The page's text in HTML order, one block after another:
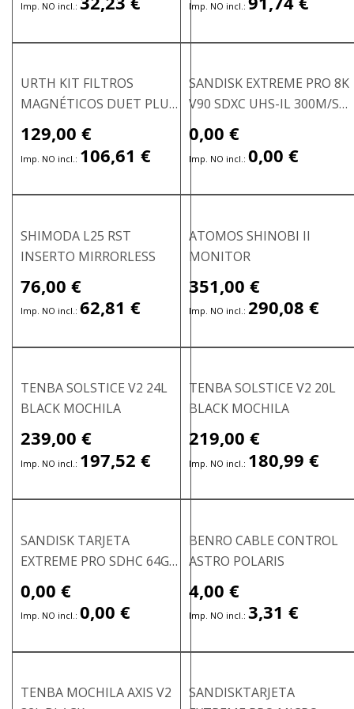
URTH KIT FILTROS
MAGNÉTICOS DUET PLUS
67MM
129,00 €
106,61 €
SANDISK EXTREME PRO 8K
V90 SDXC UHS-IL 300M/S
128GB TARJETA SD
0,00 €
0,00 €
SHIMODA L25 RST
INSERTO MIRRORLESS
Precio
especial
76,00 €
62,81 €
ATOMOS SHINOBI II
MONITOR
Precio
especial
351,00 €
290,08 €
TENBA SOLSTICE V2 24L
BLACK MOCHILA
239,00 €
197,52 €
TENBA SOLSTICE V2 20L
BLACK MOCHILA
219,00 €
180,99 €
SANDISK TARJETA
EXTREME PRO SDHC 64GB
280MB/S V60
0,00 €
0,00 €
BENRO CABLE CONTROL
ASTRO POLARIS
Precio
especial
4,00 €
3,31 €
TENBA MOCHILA AXIS V2
SANDISKTARJETA